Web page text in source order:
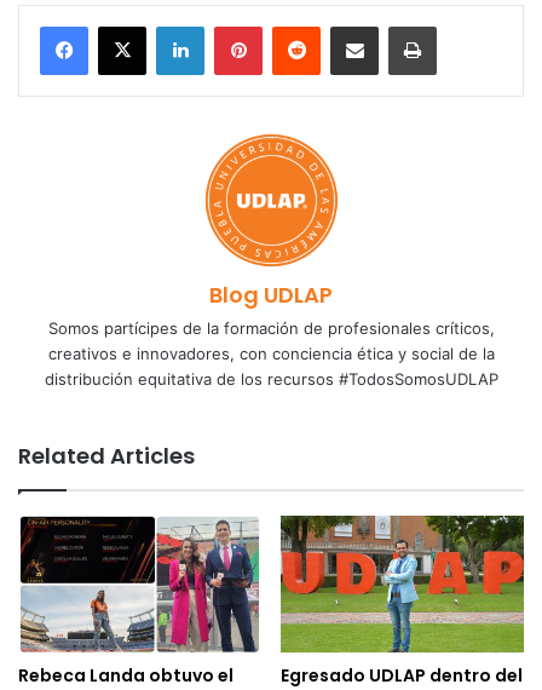
LinkedInPinterestReddit Share via Email Print
Blog UDLAP
Somos partícipes de la formación de profesionales críticos,
creativos e innovadores, con conciencia ética y social de la
distribución equitativa de los recursos #TodosSomosUDLAP
Related Articles
Rebeca Landa obtuvo el
Egresado UDLAP dentro del